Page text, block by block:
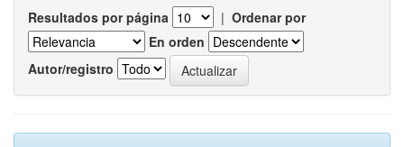
Resultados por página | Ordenar por
En orden
Autor/registro